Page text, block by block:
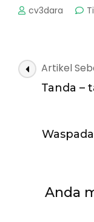
cv3dara
Navigasi
Artikel
Artikel
Tanda –
Anda